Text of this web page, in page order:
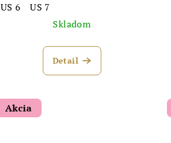
US 6
US 7
Skladom
Detail
Akcia